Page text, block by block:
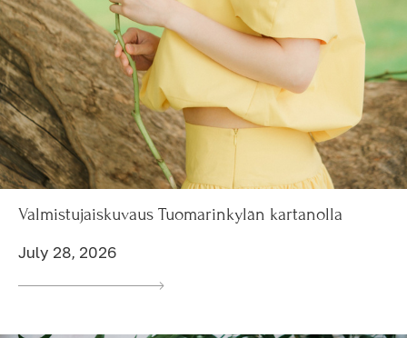
Valmistujaiskuvaus Tuomarinkylän kartanolla
July 28, 2026